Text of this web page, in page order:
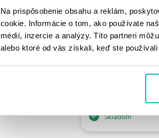
Na prispôsobenie obsahu a reklám,
cookie. Informácie o tom, ako používate
médií, inzercie a analýzy. Títo partneri
alebo ktoré od vás získali, keď ste
21
31
5
IXON NOHAVICE
STONEWASH
Skladom